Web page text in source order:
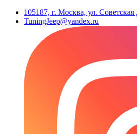
105187, г. Москва, ул. Советская
TuningJeep@yandex.ru